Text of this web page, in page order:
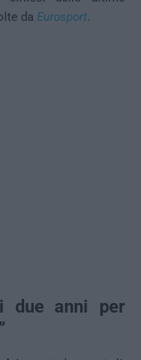
da Eurosport
due anni per